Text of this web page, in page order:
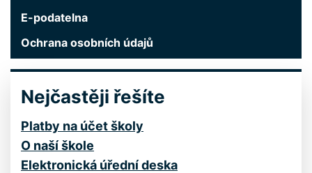
E-podatelna
Ochrana osobních údajů
Nejčastěji řešíte
Platby na účet školy
O naší škole
Elektronická úřední deska